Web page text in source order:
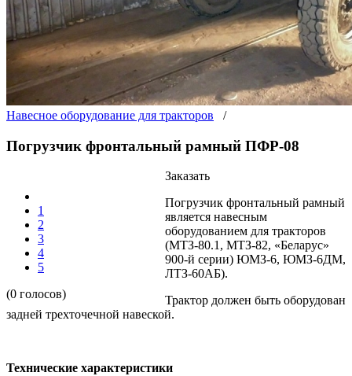
Навесное оборудование для тракторов /
Погрузчик фронтальный рамный ПФР-08
1
2
3
4
5
(0 голосов)
Заказать
Погрузчик фронтальный рамный
является навесным
оборудованием для тракторов
(МТЗ-80.1, МТЗ-82, «Беларус»
900-й серии) ЮМЗ-6, ЮМЗ-6ДМ,
ЛТЗ-60АБ).
Трактор должен быть оборудован
задней трехточечной навеской.
Технические характеристики